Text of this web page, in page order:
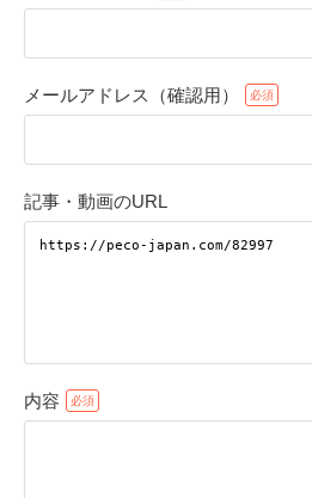
メールアドレス（確認用）
記事・動画のURL
内容
アプリで開く